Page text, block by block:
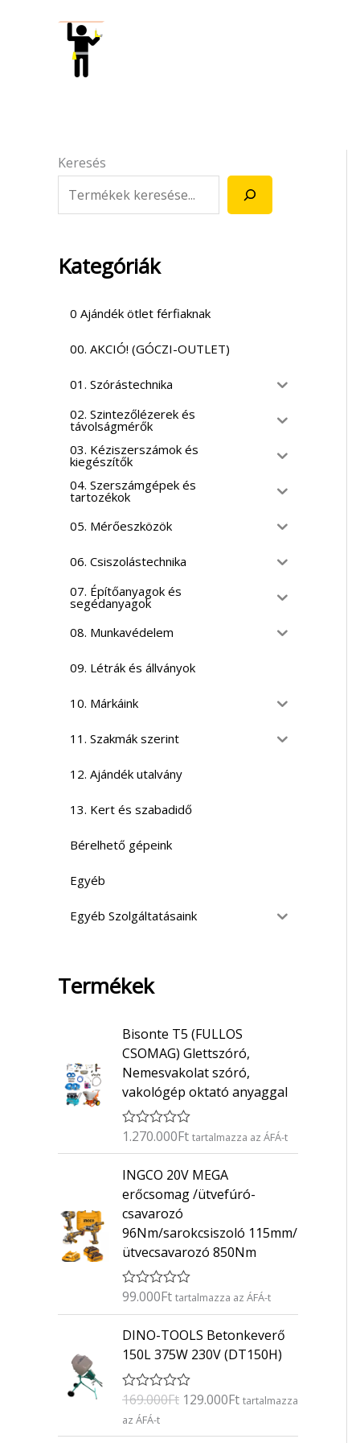
Keresés
Kategóriák
0 Ajándék ötlet férfiaknak
00. AKCIÓ! (GÓCZI-OUTLET)
01. Szórástechnika
02. Szintezőlézerek és
távolságmérők
03. Kéziszerszámok és
kiegészítők
04. Szerszámgépek és
tartozékok
05. Mérőeszközök
06. Csiszolástechnika
07. Építőanyagok és
segédanyagok
08. Munkavédelem
09. Létrák és állványok
10. Márkáink
11. Szakmák szerint
12. Ajándék utalvány
13. Kert és szabadidő
Bérelhető gépeink
Egyéb
Egyéb Szolgáltatásaink
Termékek
Bisonte T5 (FULLOS
CSOMAG) Glettszóró,
Nemesvakolat szóró,
vakológép oktató anyaggal
É
é
e
l
é
s
:
/
5
1.270.000Ft tartalmazza az ÁFÁ-t
INGCO 20V MEGA
erőcsomag /ütvefúró-
csavarozó
96Nm/sarokcsiszoló 115mm/
ütvecsavarozó 850Nm
É
é
k
e
é
s
0
/
99.000Ft tartalmazza az ÁFÁ-t
DINO-TOOLS Betonkeverő
150L 375W 230V (DT150H)
É
t
é
169.000Ft
O
r
g
129.000Ft
C
u
etartalmazza
az ÁFÁ-t